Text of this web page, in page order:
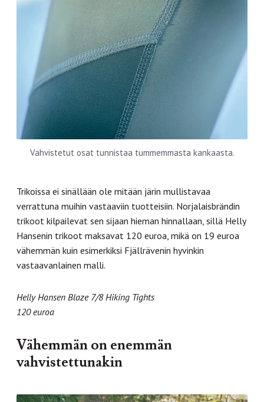
Vahvistetut osat tunnistaa tummemmasta kankaasta.
Trikoissa ei sinällään ole mitään järin mullistavaa
verrattuna muihin vastaaviin tuotteisiin. Norjalaisbrändin
trikoot kilpailevat sen sijaan hieman hinnallaan, sillä Helly
Hansenin trikoot maksavat 120 euroa, mikä on 19 euroa
vähemmän kuin esimerkiksi Fjällrävenin hyvinkin
vastaavanlainen malli.
Helly Hansen Blaze 7/8 Hiking Tights
120 euroa
Vähemmän on enemmän
vahvistettunakin